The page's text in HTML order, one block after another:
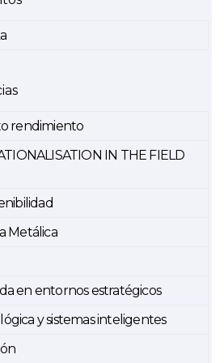
rendimiento
IN THE FIELD
Metálica
en entornos estratégicos
y sistemas inteligentes